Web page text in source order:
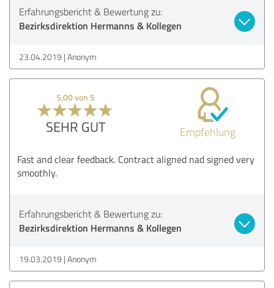
Erfahrungsbericht & Bewertung zu:
Bezirksdirektion Hermanns & Kollegen
23.04.2019 Anonym
5,00 von 5
SEHR GUT Empfehlung
Fast and clear feedback. Contract aligned nad signed very
smoothly.
Erfahrungsbericht & Bewertung zu:
Bezirksdirektion Hermanns & Kollegen
19.03.2019 Anonym